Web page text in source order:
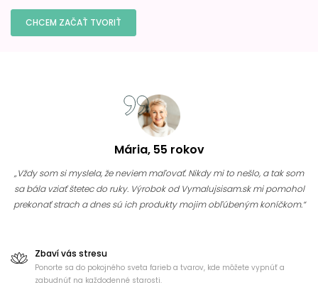
CHCEM ZAČAŤ TVORIŤ
Mária, 55 rokov
„Vždy som si myslela, že neviem maľovať. Nikdy mi to nešlo, a tak som
sa bála vziať štetec do ruky. Výrobok od Vymalujsisam.sk mi pomohol
prekonať strach a dnes sú ich produkty mojim obľúbeným koníčkom.“
Zbaví vás stresu
Ponorte sa do pokojného sveta farieb a tvarov, kde môžete vypnúť a
zabudnúť na každodenné starosti.